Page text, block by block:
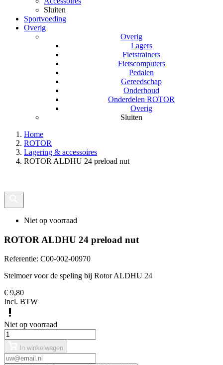
Sluiten
Sportvoeding
Overig
Overig
Lagers
Fietstrainers
Fietscomputers
Pedalen
Gereedschap
Onderhoud
Onderdelen ROTOR
Overig
Sluiten
Home
ROTOR
Lagering & accessoires
ROTOR ALDHU 24 preload nut
Niet op voorraad
ROTOR ALDHU 24 preload nut
Referentie: C00-002-00970
Stelmoer voor de speling bij Rotor ALDHU 24
€ 9,80
Incl. BTW
Niet op voorraad
In winkelwagen